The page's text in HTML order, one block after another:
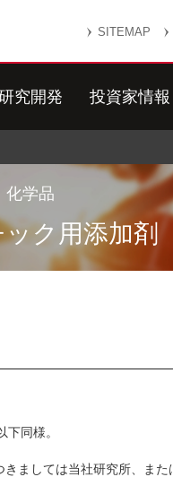
SITEMAP
究開発 投資家情報
化学品
ク用添加剤
同様。
ましては当社研究所、また